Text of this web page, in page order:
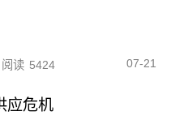
阅读 5424 07-21
应危机